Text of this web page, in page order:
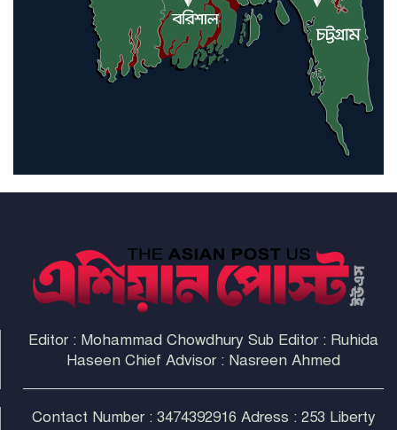
ইরাকসহ মধ্যপ্রাচ্যে ২৪ হামলা চালাল
ইরানপন্থি গোষ্ঠী
হরমুজ প্রণালী সুরক্ষায় মিত্ররা সাহায্য
না করলে ন্যাটোর ভবিষ্যৎ খারাপ
Editor : Mohammad Chowdhury Sub Editor : Ruhida
Haseen Chief Advisor : Nasreen Ahmed
Contact Number : 3474392916 Adress : 253 Liberty